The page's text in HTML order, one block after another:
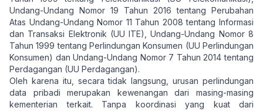
Undang-Undang Nomor 19 Tahun 2016 tentang Perubahan
Atas Undang-Undang Nomor 11 Tahun 2008 tentang Informasi
dan Transaksi Elektronik (UU ITE), Undang-Undang Nomor 8
Tahun 1999 tentang Perlindungan Konsumen (UU Perlindungan
Konsumen) dan Undang-Undang Nomor 7 Tahun 2014 tentang
Perdagangan (UU Perdagangan).
Oleh karena itu, secara tidak langsung, urusan perlindungan
data pribadi merupakan kewenangan dari masing-masing
kementerian terkait. Tanpa koordinasi yang kuat dari